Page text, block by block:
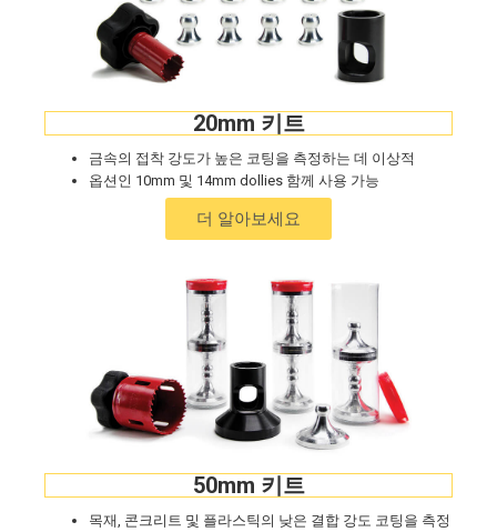
20mm 키트
금속의 접착 강도가 높은 코팅을 측정하는 데 이상적
옵션인 10mm 및 14mm dollies 함께 사용 가능
더 알아보세요
50mm 키트
목재, 콘크리트 및 플라스틱의 낮은 결합 강도 코팅을 측정